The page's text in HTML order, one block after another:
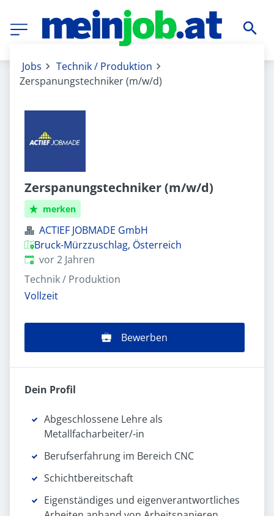
Jobs
Technik / Produktion
Zerspanungstechniker (m/w/d)
Zerspanungstechniker (m/w/d)
merken
ACTIEF JOBMADE GmbH
Bruck-Mürzzuschlag, Österreich
Veröffentlicht:
vor 2 Jahren
Technik / Produktion
Vollzeit
Bewerben
Dein Profil
Abgeschlossene Lehre als
Metallfacharbeiter/-in
Berufserfahrung im Bereich CNC
Schichtbereitschaft
Eigenständiges und eigenverantwortliches